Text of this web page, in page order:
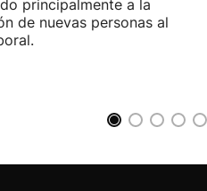
principalmente a la
de nuevas personas al